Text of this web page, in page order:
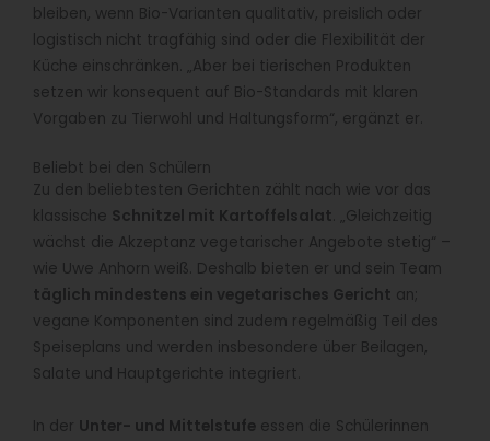
bleiben, wenn Bio-Varianten qualitativ, preislich oder
logistisch nicht tragfähig sind oder die Flexibilität der
Küche einschränken. „Aber bei tierischen Produkten
setzen wir konsequent auf Bio-Standards mit klaren
Vorgaben zu Tierwohl und Haltungsform“, ergänzt er.
Beliebt bei den Schülern
Zu den beliebtesten Gerichten zählt nach wie vor das
klassische Schnitzel mit Kartoffelsalat . „Gleichzeitig
wächst die Akzeptanz vegetarischer Angebote stetig“ –
wie Uwe Anhorn weiß. Deshalb bieten er und sein Team
täglich mindestens ein vegetarisches Gericht an;
vegane Komponenten sind zudem regelmäßig Teil des
Speiseplans und werden insbesondere über Beilagen,
Salate und Hauptgerichte integriert.
In der Unter- und Mittelstufe essen die Schülerinnen